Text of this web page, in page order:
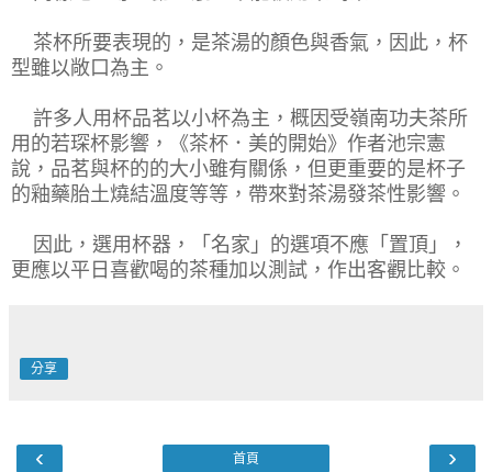
茶杯所要表現的，是茶湯的顏色與香氣，因此，杯
型雖以敞口為主。
許多人用杯品茗以小杯為主，概因受嶺南功夫茶所
用的若琛杯影響，《茶杯．美的開始》作者池宗憲
說，品茗與杯的的大小雖有關係，但更重要的是杯子
的釉藥胎土燒結溫度等等，帶來對茶湯發茶性影響。
因此，選用杯器，「名家」的選項不應「置頂」，
更應以平日喜歡喝的茶種加以測試，作出客觀比較。
分享
‹ ›
首頁